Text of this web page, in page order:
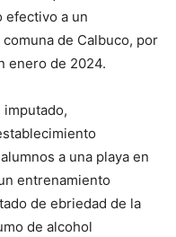
efectivo a un
de Calbuco, por
enero de 2024.
a una playa en
entrenamiento
de ebriedad de la
de alcohol